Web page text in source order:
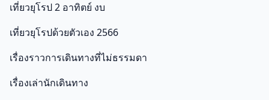
เที่ยวยุโรป 2 อาทิตย์ งบ
เที่ยวยุโรปด้วยตัวเอง 2566
เรื่องราวการเดินทางที่ไม่ธรรมดา
เรื่องเล่านักเดินทาง